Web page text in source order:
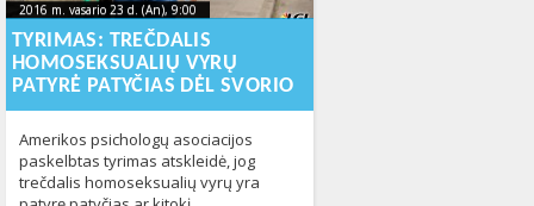
2016 m. vasario 23 d. (An), 9:00
2023-10-17T22:38:01+00:00
2016 m. vasario 23 d. (An), 9:00
2023-10-
TYRIMAS: TREČDALIS
HOMOSEKSUALIŲ VYRŲ
PATYRĖ PATYČIAS DĖL SVORIO
Amerikos psichologų asociacijos
paskelbtas tyrimas atskleidė, jog
trečdalis homoseksualių vyrų yra